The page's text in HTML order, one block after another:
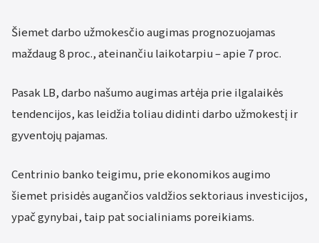
Šiemet darbo užmokesčio augimas prognozuojamas
maždaug 8 proc., ateinančiu laikotarpiu – apie 7 proc.
Pasak LB, darbo našumo augimas artėja prie ilgalaikės
tendencijos, kas leidžia toliau didinti darbo užmokestį ir
gyventojų pajamas.
Centrinio banko teigimu, prie ekonomikos augimo
šiemet prisidės augančios valdžios sektoriaus investicijos,
ypač gynybai, taip pat socialiniams poreikiams.